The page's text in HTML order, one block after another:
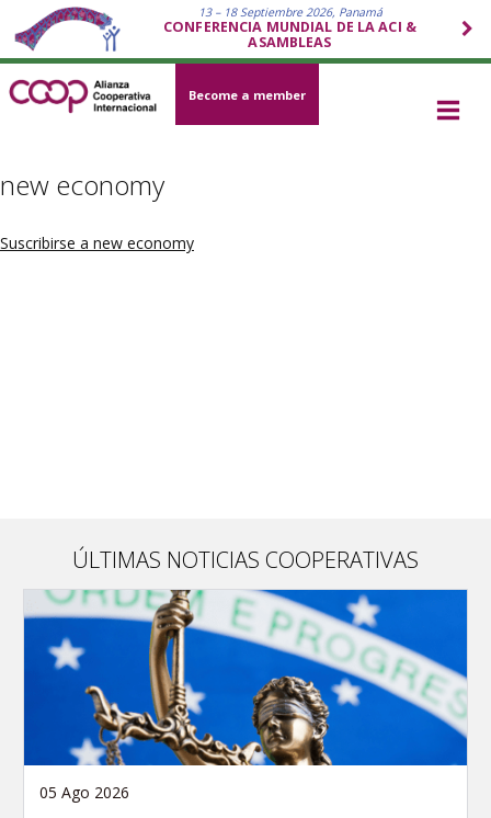
13 – 18 Septiembre 2026, Panamá
CONFERENCIA MUNDIAL DE LA ACI &
ASAMBLEAS
Become a member
new economy
Suscribirse a new economy
ÚLTIMAS NOTICIAS COOPERATIVAS
05 Ago 2026